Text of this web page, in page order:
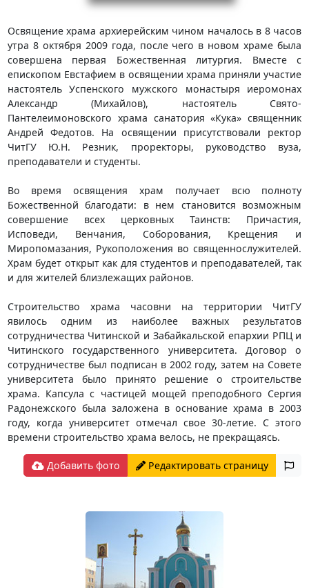
Освящение храма архиерейским чином началось в 8 часов
утра 8 октября 2009 года, после чего в новом храме была
совершена первая Божественная литургия. Вместе с
епископом Евстафием в освящении храма приняли участие
настоятель Успенского мужского монастыря иеромонах
Александр (Михайлов), настоятель Свято-
Пантелеимоновского храма санатория «Кука» священник
Андрей Федотов. На освящении присутствовали ректор
ЧитГУ Ю.Н. Резник, проректоры, руководство вуза,
преподаватели и студенты.
Во время освящения храм получает всю полноту
Божественной благодати: в нем становится возможным
совершение всех церковных Таинств: Причастия,
Исповеди, Венчания, Соборования, Крещения и
Миропомазания, Рукоположения во священнослужителей.
Храм будет открыт как для студентов и преподавателей, так
и для жителей близлежащих районов.
Строительство храма часовни на территории ЧитГУ
явилось одним из наиболее важных результатов
сотрудничества Читинской и Забайкальской епархии РПЦ и
Читинского государственного университета. Договор о
сотрудничестве был подписан в 2002 году, затем на Совете
университета было принято решение о строительстве
храма. Капсула с частицей мощей преподобного Сергия
Радонежского была заложена в основание храма в 2003
году, когда университет отмечал свое 30-летие. С этого
времени строительство храма велось, не прекращаясь.
Добавить фото Редактировать страницу